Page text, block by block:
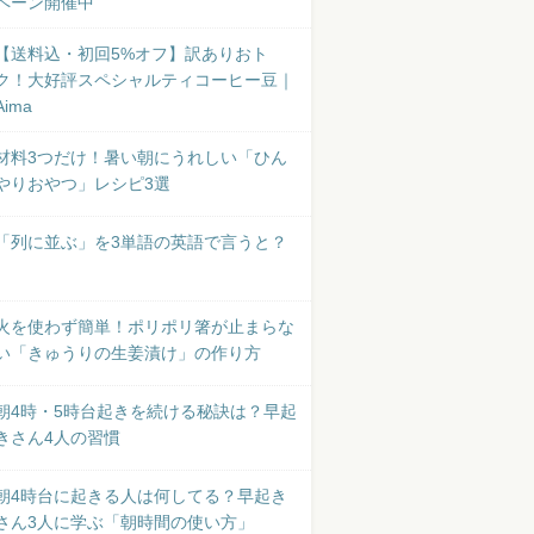
送料込・初回5%オフ】訳ありおト
！大好評スペシャルティコーヒー豆｜
料3つだけ！暑い朝にうれしい「ひん
りおやつ」レシピ3選
列に並ぶ」を3単語の英語で言うと？
を使わず簡単！ポリポリ箸が止まらな
「きゅうりの生姜漬け」の作り方
4時・5時台起きを続ける秘訣は？早起
さん4人の習慣
4時台に起きる人は何してる？早起き
ん3人に学ぶ「朝時間の使い方」